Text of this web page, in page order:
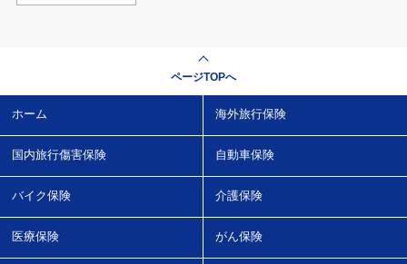
ページTOPへ
ホーム 海外旅行保険
国内旅行傷害保険 自動車保険
バイク保険 介護保険
医療保険 がん保険